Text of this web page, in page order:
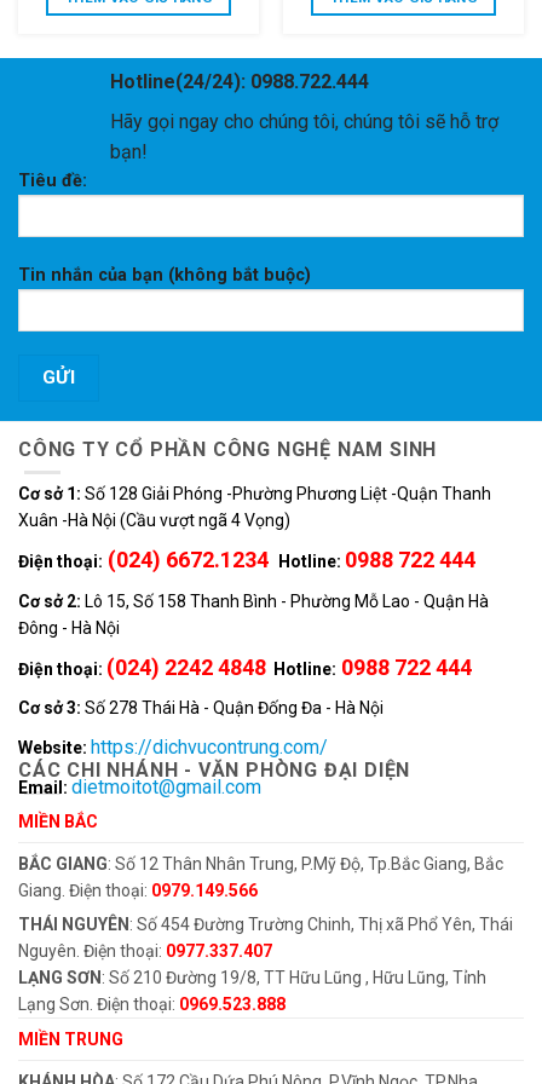
2,000,000 VND.
là:
1,200,000 VND.là:
Hotline(24/24): 0988.722.444
Hãy gọi ngay cho chúng tôi, chúng tôi sẽ hỗ trợ
bạn!
Tiêu đề:
Tin nhắn của bạn (không bắt buộc)
CÔNG TY CỔ PHẦN CÔNG NGHỆ NAM SINH
Cơ sở 1: Số 128 Giải Phóng -Phường Phương Liệt -Quận Thanh
Xuân -Hà Nội (Cầu vượt ngã 4 Vọng)
Điện thoại: (024) 6672.1234 Hotline: 0988 722 444
Cơ sở 2: Lô 15, Số 158 Thanh Bình - Phường Mỗ Lao - Quận Hà
Đông - Hà Nội
Điện thoại: (024) 2242 4848 Hotline: 0988 722 444
Cơ sở 3: Số 278 Thái Hà - Quận Đống Đa - Hà Nội
Website: https://dichvucontrung.com/
Email: dietmoitot@gmail.com
CÁC CHI NHÁNH - VĂN PHÒNG ĐẠI DIỆN
MIỀN BẮC
BẮC GIANG: Số 12 Thân Nhân Trung, P.Mỹ Độ, Tp.Bắc Giang, Bắc
Giang. Điện thoại: 0979.149.566
THÁI NGUYÊN : Số 454 Đường Trường Chinh, Thị xã Phổ Yên, Thái
Nguyên. Điện thoại: 0977.337.407
LẠNG SƠN : Số 210 Đường 19/8, TT Hữu Lũng , Hữu Lũng, Tỉnh
Lạng Sơn. Điện thoại: 0969.523.888
MIỀN TRUNG